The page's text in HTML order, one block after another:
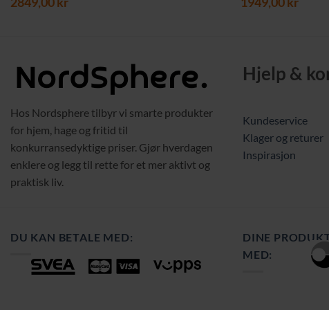
Hos Nordsphere tilbyr vi smarte produkter
for hjem, hage og fritid til
konkurransedyktige priser. Gjør hverdagen
enklere og legg til rette for et mer aktivt og
praktisk liv.
Hjelp &
Kundeservice
Klager og returer
Inspirasjon
DU KAN BETALE MED:
DINE
MED: